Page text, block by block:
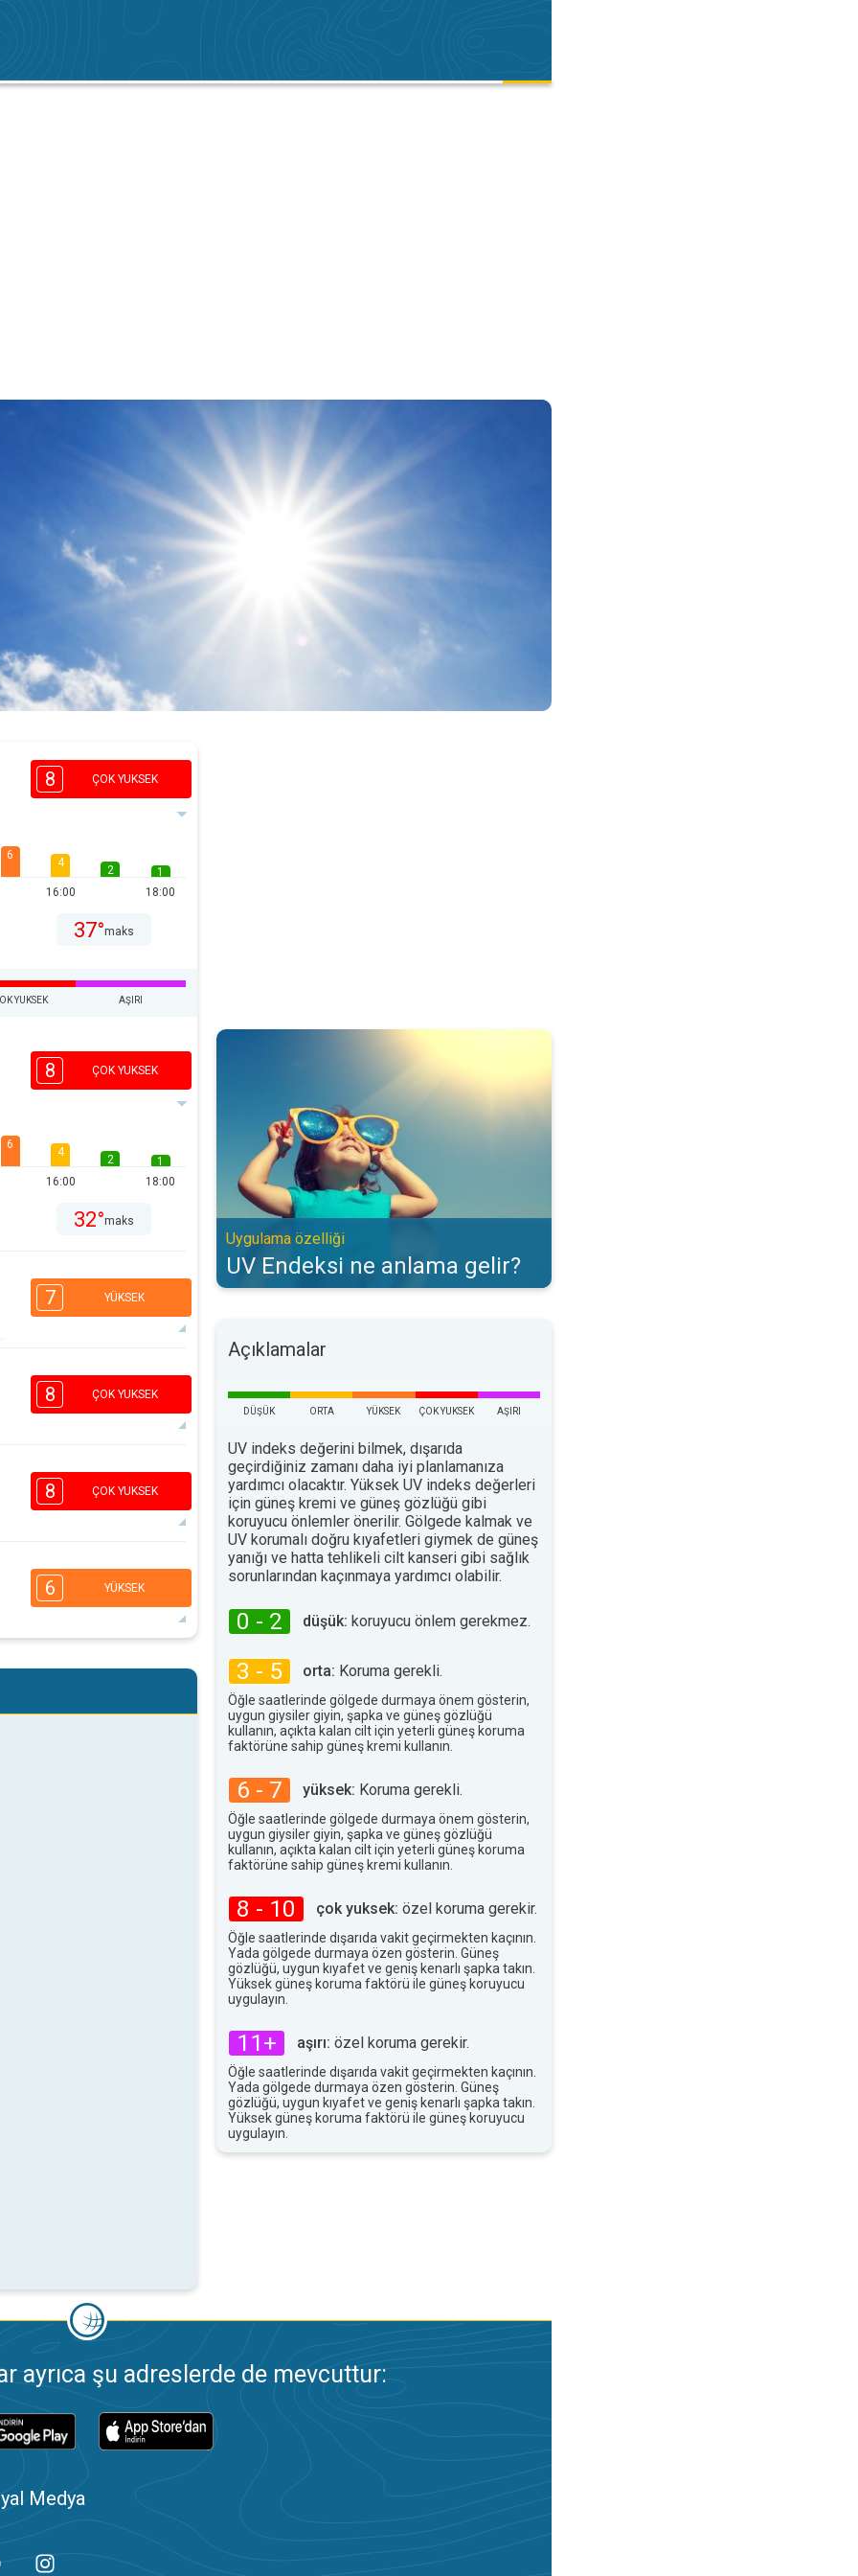
8 ÇOK YUKSEK
6
4
16:00
2
1
18:00
37°maks
YUKSEK AŞIRI
8 ÇOK YUKSEK
6
4
16:00
2
1
18:00
32°maks
7 YÜKSEK
3
16:00
32°maks
8 ÇOK YUKSEK
4
16:00
2
1
34°maks
8 ÇOK YUKSEK
4
16:00
2
35°maks
6 YÜKSEK
3
2
1
UV Endeksi ne anlama gelir?. Uygulama özelliği. . .
Uygulama özelliği
UV Endeksi ne anlama gelir?
Açıklamalar
DÜŞÜK ORTA YÜKSEK ÇOK YUKSEK AŞIRI
UV indeks değerini bilmek, dışarıda
geçirdiğiniz zamanı daha iyi planlamanıza
yardımcı olacaktır. Yüksek UV indeks değerleri
için güneş kremi ve güneş gözlüğü gibi
koruyucu önlemler önerilir. Gölgede kalmak ve
UV korumalı doğru kıyafetleri giymek de güneş
yanığı ve hatta tehlikeli cilt kanseri gibi sağlık
sorunlarından kaçınmaya yardımcı olabilir.
0 - 2 düşük: koruyucu önlem gerekmez.
3 - 5 orta: Koruma gerekli.
Öğle saatlerinde gölgede durmaya önem gösterin,
uygun giysiler giyin, şapka ve güneş gözlüğü
kullanın, açıkta kalan cilt için yeterli güneş koruma
faktörüne sahip güneş kremi kullanın.
6 - 7 yüksek: Koruma gerekli.
Öğle saatlerinde gölgede durmaya önem gösterin,
uygun giysiler giyin, şapka ve güneş gözlüğü
kullanın, açıkta kalan cilt için yeterli güneş koruma
faktörüne sahip güneş kremi kullanın.
8 - 10 çok yuksek: özel koruma gerekir.
Öğle saatlerinde dışarıda vakit geçirmekten kaçının.
Yada gölgede durmaya özen gösterin. Güneş
gözlüğü, uygun kıyafet ve geniş kenarlı şapka takın.
Yüksek güneş koruma faktörü ile güneş koruyucu
uygulayın.
11+ aşırı: özel koruma gerekir.
Öğle saatlerinde dışarıda vakit geçirmekten kaçının.
Yada gölgede durmaya özen gösterin. Güneş
gözlüğü, uygun kıyafet ve geniş kenarlı şapka takın.
Yüksek güneş koruma faktörü ile güneş koruyucu
uygulayın.
ayrıca şu adreslerde de mevcuttur:
Medya